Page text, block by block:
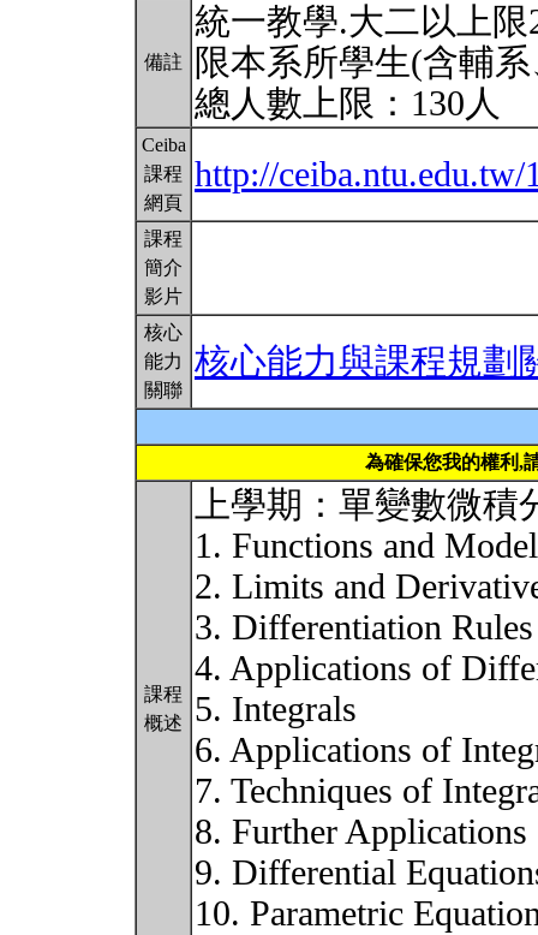
備註
統一教學.大二以上
限本系所學生(含輔
總人數上限：130人
Ceiba
課程
網頁
http://
課程
簡介
影片
核心
能力
關聯
核心能力與課程規劃
為確保您我的權利,
課程
概述
上學期：單變數微積
1. Functions and
2. Limits and
3. Differentiation Rules
4. Applications of
5. Integrals
6. Applications of
7. Techniques of
8. Further
9. Differential
10. Parametric